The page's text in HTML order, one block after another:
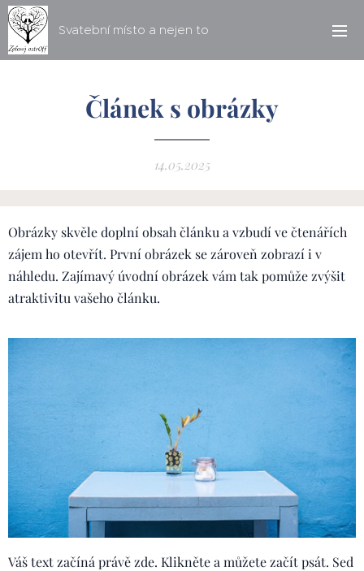
Svatební místo a nejen to
Článek s obrázky
14.05.2025
Obrázky skvěle doplní obsah článku a vzbudí ve čtenářích
zájem ho otevřít. První obrázek se zároveň zobrazí i v
náhledu. Zajímavý úvodní obrázek vám tak pomůže zvýšit
atraktivitu vašeho článku.
Váš text začíná právě zde. Klikněte a můžete začít psát. Sed